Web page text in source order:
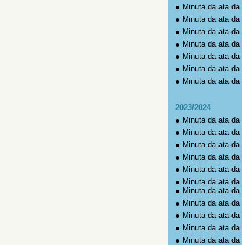
● Minuta da ata
● Minuta da ata
● Minuta da ata da
● Minuta da ata
● Minuta da ata
● Minuta da ata
● Minuta da ata
2023/2024
● Minuta da ata
● Minuta da ata
● Minuta da ata
● Minuta da ata
● Minuta da ata
● Minuta da ata
● Minuta da ata
● Minuta da ata
● Minuta da ata da
● Minuta da ata
● Minuta da ata